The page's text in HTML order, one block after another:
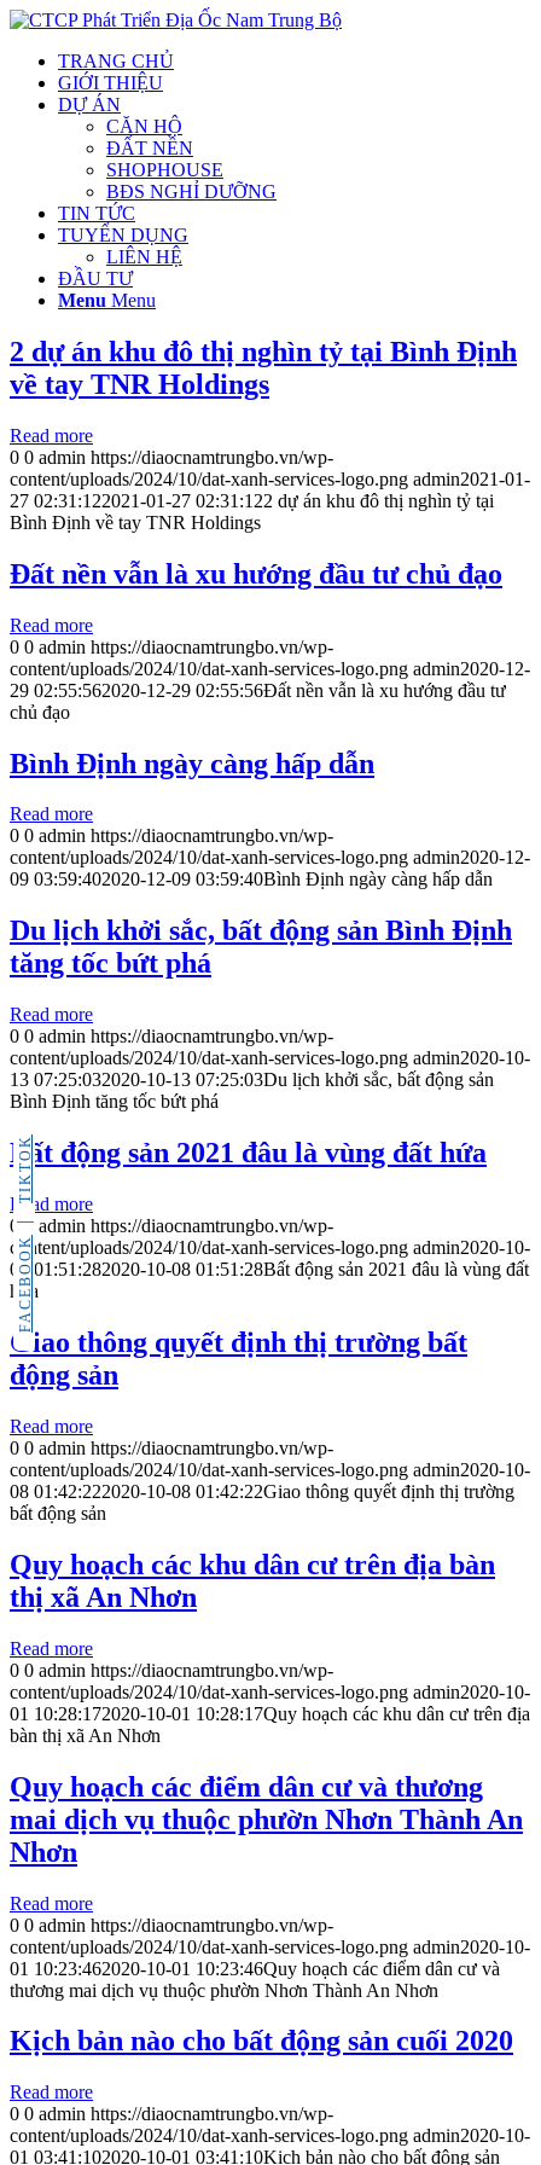
FACEBOOK
TIKTOK
TRANG CHỦ
GIỚI THIỆU
DỰ ÁN
CĂN HỘ
ĐẤT NỀN
SHOPHOUSE
BĐS NGHỈ DƯỠNG
TIN TỨC
TUYỂN DỤNG
LIÊN HỆ
ĐẦU TƯ
Menu Menu
2 dự án khu đô thị nghìn tỷ tại Bình Định
về tay TNR Holdings
Read more
0 0 admin https://diaocnamtrungbo.vn/wp-
content/uploads/2024/10/dat-xanh-services-logo.png admin2021-01-
27 02:31:122021-01-27 02:31:122 dự án khu đô thị nghìn tỷ tại
Bình Định về tay TNR Holdings
Đất nền vẫn là xu hướng đầu tư chủ đạo
Read more
0 0 admin https://diaocnamtrungbo.vn/wp-
content/uploads/2024/10/dat-xanh-services-logo.png admin2020-12-
29 02:55:562020-12-29 02:55:56Đất nền vẫn là xu hướng đầu tư
chủ đạo
Bình Định ngày càng hấp dẫn
Read more
0 0 admin https://diaocnamtrungbo.vn/wp-
content/uploads/2024/10/dat-xanh-services-logo.png admin2020-12-
09 03:59:402020-12-09 03:59:40Bình Định ngày càng hấp dẫn
Du lịch khởi sắc, bất động sản Bình Định
tăng tốc bứt phá
Read more
0 0 admin https://diaocnamtrungbo.vn/wp-
content/uploads/2024/10/dat-xanh-services-logo.png admin2020-10-
13 07:25:032020-10-13 07:25:03Du lịch khởi sắc, bất động sản
Bình Định tăng tốc bứt phá
Bất động sản 2021 đâu là vùng đất hứa
Read more
0 0 admin https://diaocnamtrungbo.vn/wp-
content/uploads/2024/10/dat-xanh-services-logo.png admin2020-10-
08 01:51:282020-10-08 01:51:28Bất động sản 2021 đâu là vùng đất
hứa
Giao thông quyết định thị trường bất
động sản
Read more
0 0 admin https://diaocnamtrungbo.vn/wp-
content/uploads/2024/10/dat-xanh-services-logo.png admin2020-10-
08 01:42:222020-10-08 01:42:22Giao thông quyết định thị trường
bất động sản
Quy hoạch các khu dân cư trên địa bàn
thị xã An Nhơn
Read more
0 0 admin https://diaocnamtrungbo.vn/wp-
content/uploads/2024/10/dat-xanh-services-logo.png admin2020-10-
01 10:28:172020-10-01 10:28:17Quy hoạch các khu dân cư trên địa
bàn thị xã An Nhơn
Quy hoạch các điểm dân cư và thương
mai dịch vụ thuộc phườn Nhơn Thành An
Nhơn
Read more
0 0 admin https://diaocnamtrungbo.vn/wp-
content/uploads/2024/10/dat-xanh-services-logo.png admin2020-10-
01 10:23:462020-10-01 10:23:46Quy hoạch các điểm dân cư và
thương mai dịch vụ thuộc phườn Nhơn Thành An Nhơn
Kịch bản nào cho bất động sản cuối 2020
Read more
0 0 admin https://diaocnamtrungbo.vn/wp-
content/uploads/2024/10/dat-xanh-services-logo.png admin2020-10-
01 03:41:102020-10-01 03:41:10Kịch bản nào cho bất động sản